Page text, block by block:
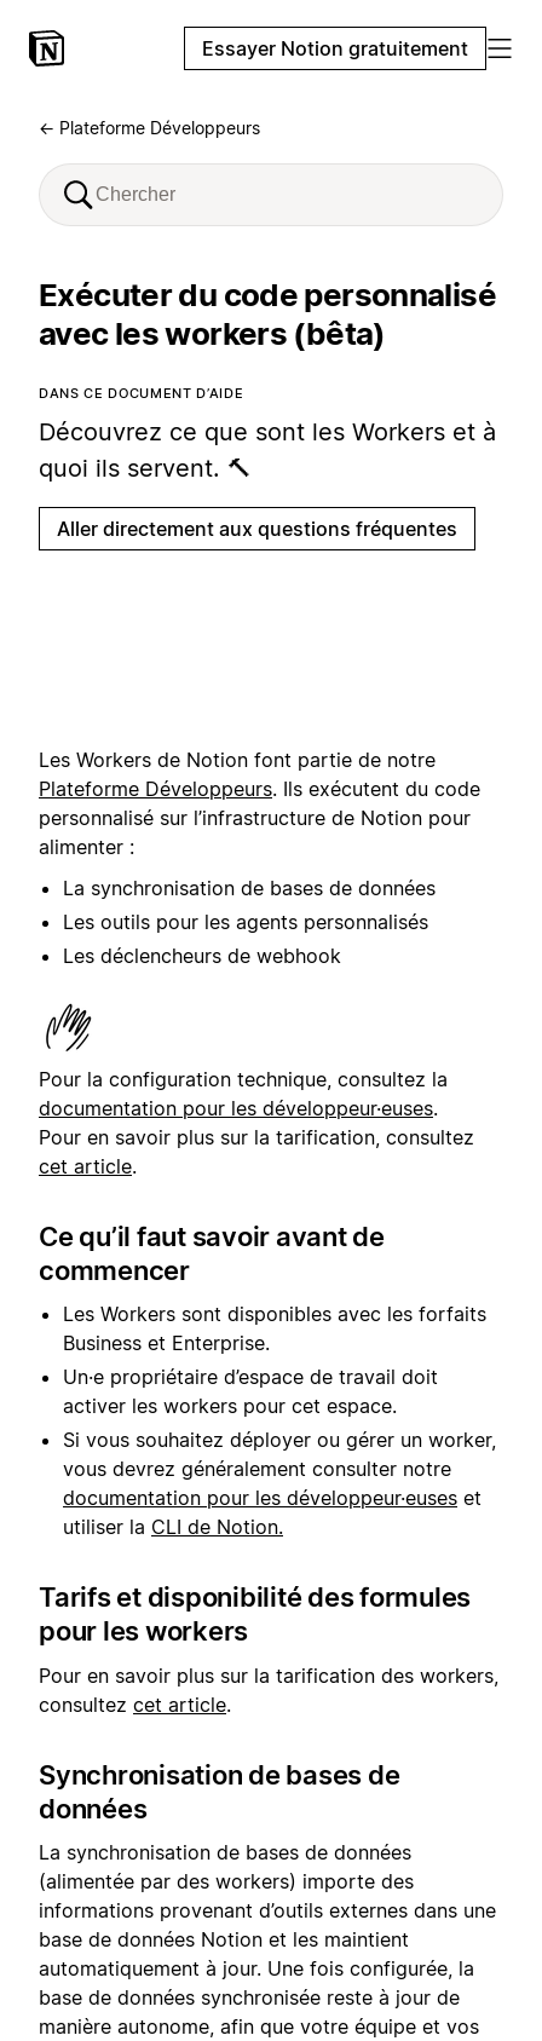
Essayer Notion gratuitement
← Plateforme Développeurs
Exécuter du code personnalisé
avec les workers (bêta)
DANS CE DOCUMENT D’AIDE
Découvrez ce que sont les Workers et à
quoi ils servent. 🔨
Aller directement aux questions fréquentes
Les Workers de Notion font partie de notre
Plateforme Développeurs. Ils exécutent du code
personnalisé sur l’infrastructure de Notion pour
alimenter :
La synchronisation de bases de données
Les outils pour les agents personnalisés
Les déclencheurs de webhook
Pour la configuration technique, consultez la
documentation pour les développeur·euses.
Pour en savoir plus sur la tarification, consultez
cet article.
Ce qu’il faut savoir avant de
commencer
Les Workers sont disponibles avec les forfaits
Business et Enterprise.
Un·e propriétaire d’espace de travail doit
activer les workers pour cet espace.
Si vous souhaitez déployer ou gérer un worker,
vous devrez généralement consulter notre
documentation pour les développeur·euses et
utiliser la CLI de Notion.
Tarifs et disponibilité des formules
pour les workers
Pour en savoir plus sur la tarification des workers,
consultez cet article.
Synchronisation de bases de
données
La synchronisation de bases de données
(alimentée par des workers) importe des
informations provenant d’outils externes dans une
base de données Notion et les maintient
automatiquement à jour. Une fois configurée, la
base de données synchronisée reste à jour de
manière autonome, afin que votre équipe et vos